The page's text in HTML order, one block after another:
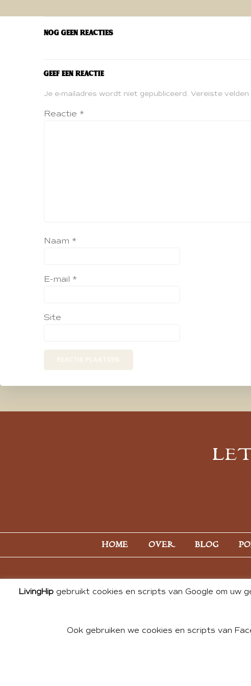
navigatie
Nog geen reacties
Geef een reactie
Je e-mailadres wordt niet gepubliceerd. Vereiste
Reactie *
Naam *
E-mail *
Site
HOME OVER BLOG
© 2026 ALL PHOTOS & CONTENT
LivingHip gebruikt cookies en scripts van Google om uw
Ook gebruiken we cookies en scripts van